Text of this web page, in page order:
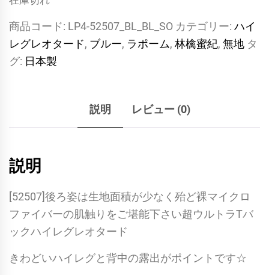
商品コード: LP4-52507_BL_BL_SO カテゴリー: ハイ
レグレオタード, ブルー, ラポーム, 林檎蜜紀, 無地 タ
グ: 日本製
説明 レビュー (0)
説明
[52507]後ろ姿は生地面積が少なく殆ど裸マイクロ
ファイバーの肌触りをご堪能下さい超ウルトラTバ
ックハイレグレオタード
きわどいハイレグと背中の露出がポイントです☆